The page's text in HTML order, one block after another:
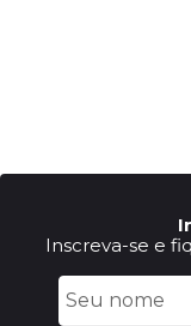
Inscreva-se e